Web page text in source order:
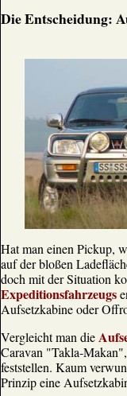
Die Entscheidung:
Hat man einen Pickup,
auf der bloßen
doch mit der Situation
Expeditionsfahrzeugs
Aufsetzkabine oder
Vergleicht man die
Caravan "Takla-
feststellen. Kaum
Prinzip eine